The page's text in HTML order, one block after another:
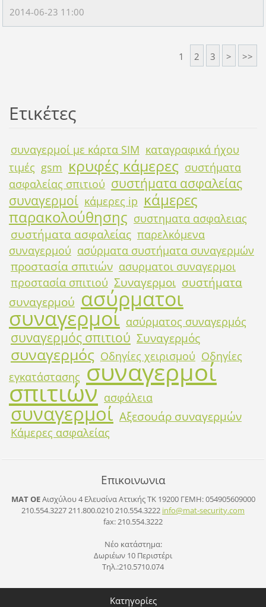
2014-06-23 11:00
1 2 3 > >>
Ετικέτες
συναγερμοί με κάρτα SIM καταγραφικά ήχου
τιμές gsm κρυφές κάμερες συστήματα
ασφαλείας σπιτιού συστήματα ασφαλείας
συναγερμοί κάμερες ip κάμερες
παρακολούθησης συστηματα ασφαλειας
συστήματα ασφαλείας παρελκόμενα
συναγερμού ασύρματα συστήματα συναγερμών
προστασία σπιτιών ασυρματοι συναγερμοι
προστασία σπιτιού Συναγερμοι συστήματα
συναγερμού ασύρματοι
συναγερμοί ασύρματος συναγερμός
συναγερμός σπιτιού Συναγερμός
συναγερμός Οδηγίες χειρισμού Οδηγίες
εγκατάστασης συναγερμοί
σπιτιών ασφάλεια
συναγερμοί Αξεσουάρ συναγερμών
Κάμερες ασφαλείας
Επικοινωνια
ΜΑΤ ΟΕΑισχύλου 4 Ελευσίνα Αττικής ΤΚ 19200ΓΕΜΗ: 054905609000
210.554.3227 211.800.0210 210.554.3222 info@mat-security.com
fax: 210.554.3222
Νέο κατάστημα:
Δωριέων 10 Περιστέρι
Τηλ.:210.5710.074
Κατηγορίες